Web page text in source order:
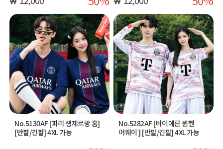
No.5130AF [파리 생제르망 홈]
[반팔/긴팔] 4XL 가능
No.5282AF [바이에른 뮌헨
어웨이 ] [반팔/긴팔] 4XL 가능